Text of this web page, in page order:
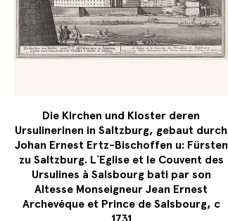
Die Kirchen und Kloster deren
Ursulinerinen in Saltzburg, gebaut durch
Johan Ernest Ertz-Bischoffen u: Fürsten
zu Saltzburg. L`Eglise et le Couvent des
Ursulines à Salsbourg bati par son
Altesse Monseigneur Jean Ernest
Archevéque et Prince de Salsbourg, c